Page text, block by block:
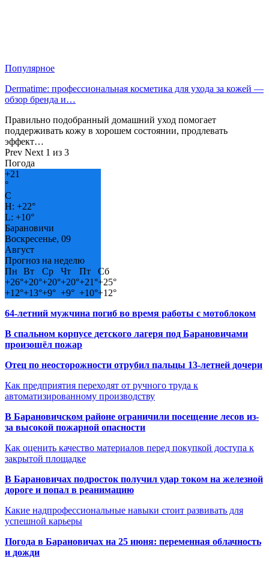
Популярное
Dermatime: профессиональная косметика для ухода за кожей —
обзор бренда и…
Правильно подобранный домашний уход помогает
поддерживать кожу в хорошем состоянии, продлевать
эффект…
Prev Next 1 из 3
Погода
+21
°
C
H: +22°
L: +10°
Барановичи
Воскресенье, 09
Август
Прогноз на неделю
Пн
Вт Ср Чт Пт
Сб
+26°+20°+20°+20°+21°+25°
+12°+13°+9° +9° +10°+12°
64-летний мужчина погиб во время работы с мотоблоком
В спальном корпусе детского лагеря под Барановичами
произошёл пожар
Отец по неосторожности отрубил пальцы 13-летней дочери
Как предприятия переходят от ручного труда к
автоматизированному производству
В Барановичском районе ограничили посещение лесов из-
за высокой пожарной опасности
Как оценить качество материалов перед покупкой доступа к
закрытой площадке
В Барановичах подросток получил удар током на железной
дороге и попал в реанимацию
Какие надпрофессиональные навыки стоит развивать для
успешной карьеры
Погода в Барановичах на 25 июня: переменная облачность
и дожди